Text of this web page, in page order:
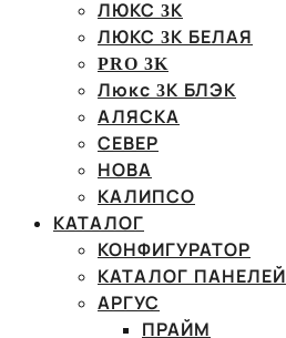
ЛЮКС 3К
ЛЮКС 3К БЕЛАЯ
PRO 3K
Люкс 3К БЛЭК
АЛЯСКА
СЕВЕР
НОВА
КАЛИПСО
КАТАЛОГ
КОНФИГУРАТОР
КАТАЛОГ ПАНЕЛЕЙ
АРГУС
ПРАЙМ